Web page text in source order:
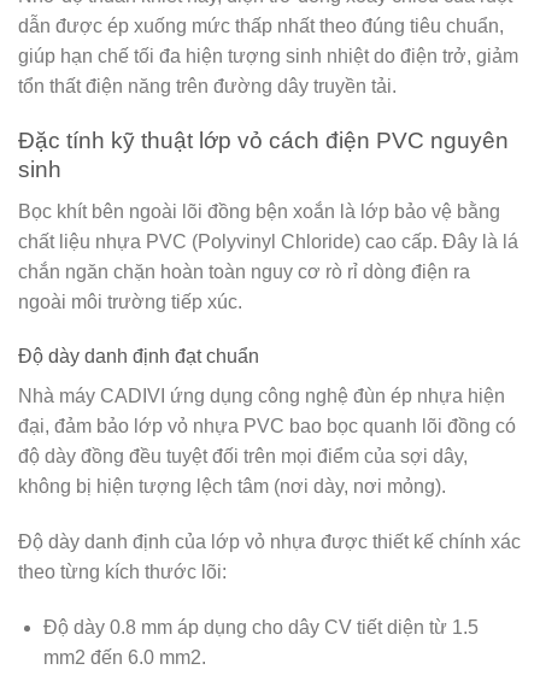
dẫn được ép xuống mức thấp nhất theo đúng tiêu chuẩn,
giúp hạn chế tối đa hiện tượng sinh nhiệt do điện trở, giảm
tổn thất điện năng trên đường dây truyền tải.
Đặc tính kỹ thuật lớp vỏ cách điện PVC nguyên
sinh
Bọc khít bên ngoài lõi đồng bện xoắn là lớp bảo vệ bằng
chất liệu nhựa PVC (Polyvinyl Chloride) cao cấp. Đây là lá
chắn ngăn chặn hoàn toàn nguy cơ rò rỉ dòng điện ra
ngoài môi trường tiếp xúc.
Độ dày danh định đạt chuẩn
Nhà máy CADIVI ứng dụng công nghệ đùn ép nhựa hiện
đại, đảm bảo lớp vỏ nhựa PVC bao bọc quanh lõi đồng có
độ dày đồng đều tuyệt đối trên mọi điểm của sợi dây,
không bị hiện tượng lệch tâm (nơi dày, nơi mỏng).
Độ dày danh định của lớp vỏ nhựa được thiết kế chính xác
theo từng kích thước lõi:
Độ dày 0.8 mmáp dụng cho dây CV tiết diện từ 1.5
mm2 đến 6.0 mm2.